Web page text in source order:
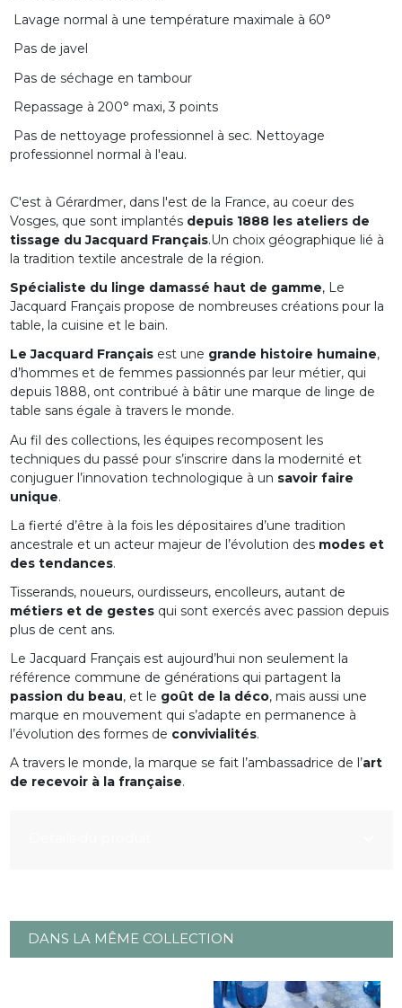
Lavage normal à une température maximale à 60°
Pas de javel
Pas de séchage en tambour
Repassage à 200° maxi, 3 points
Pas de nettoyage professionnel à sec. Nettoyage
professionnel normal à l'eau.
C'est à Gérardmer, dans l'est de la France, au coeur des
Vosges, que sont implantés depuis 1888 les ateliers de
tissage du Jacquard Français.Un choix géographique lié à
la tradition textile ancestrale de la région.
Spécialiste du linge damassé haut de gamme, Le
Jacquard Français propose de nombreuses créations pour la
table, la cuisine et le bain.
Le Jacquard Françaisest une grande histoire humaine,
d’hommes et de femmes passionnés par leur métier, qui
depuis 1888, ont contribué à bâtir une marque de linge de
table sans égale à travers le monde.
Au fil des collections, les équipes recomposent les
techniques du passé pour s’inscrire dans la modernité et
conjuguer l’innovation technologique à un savoir faire
unique.
La fierté d’être à la fois les dépositaires d’une tradition
ancestrale et un acteur majeur de l’évolution des modes et
des tendances.
Tisserands, noueurs, ourdisseurs, encolleurs, autant de
métiers et de gestesqui sont exercés avec passion depuis
plus de cent ans.
Le Jacquard Français est aujourd’hui non seulement la
référence commune de générations qui partagent la
passion du beau, et le goût de la déco, mais aussi une
marque en mouvement qui s’adapte en permanence à
l’évolution des formes de convivialités.
A travers le monde, la marque se fait l’ambassadrice de l’art
de recevoir à la française.
DANS LA MÊME COLLECTION